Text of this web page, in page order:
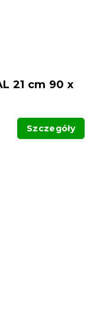
21 cm 90 x
Szczegóły